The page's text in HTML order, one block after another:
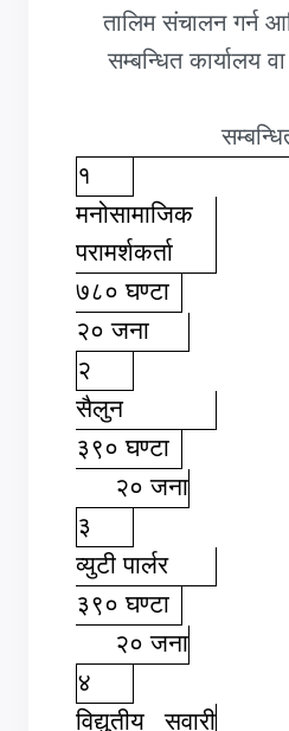
तालिम संचालन गर्न
सम्बन्धित कार्यालय वा
१
मनोसामाजिक
परामर्शकर्ता
७८० घण्टा
२० जना
२
सैलुन
३९० घण्टा
२० जना
३
व्युटी पार्लर
३९० घण्टा
२० जना
४
विद्युतीय सवारी